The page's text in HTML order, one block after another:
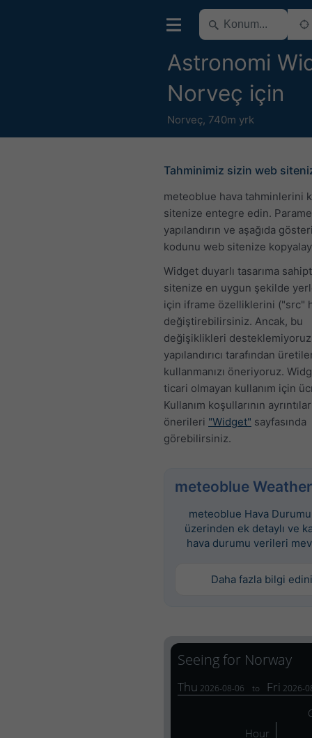
Astronomi
Norveç için
Norveç, 740m yrk
Tahminimiz sizin web
meteoblue hava tahminlerini
sitenize entegre edin.
yapılandırın ve aşağıda
kodunu web sitenize
Widget duyarlı tasarıma
sitenize en uygun şekilde
için iframe özelliklerini ("src"
değiştirebilirsiniz. Ancak, bu
değişiklikleri
yapılandırıcı tarafından
kullanmanızı öneriyoruz.
ticari olmayan kullanım için
Kullanım koşullarının
önerileri "Widget" sayfasında
görebilirsiniz.
meteoblue
meteoblue Hava
üzerinden ek detaylı ve
hava durumu verileri
Daha fazla bilgi